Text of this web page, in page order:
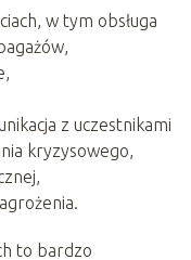
w tym obsługa
z uczestnikami
kryzysowego,
to bardzo